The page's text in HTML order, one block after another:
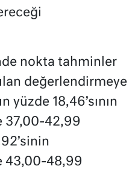
nokta tahminler
değerlendirmeye
yüzde 18,46’sının
37,00-42,99
43,00-48,99